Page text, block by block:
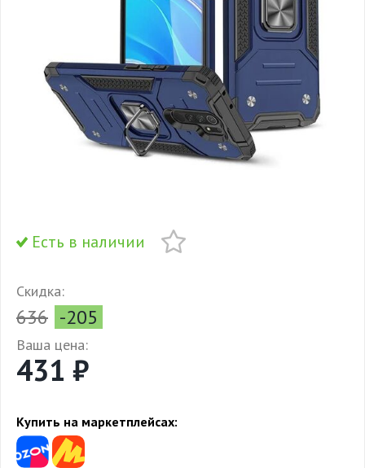
Есть в наличии
Скидка:
636 -205
Ваша цена:
431 ₽
Купить на маркетплейсах: